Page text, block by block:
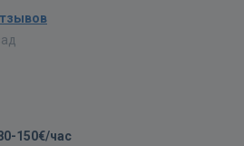
150€/час